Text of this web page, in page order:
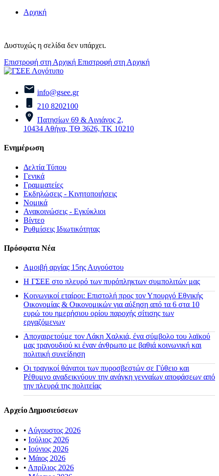
Αρχική
Δυστυχώς η σελίδα δεν υπάρχει.
Επιστροφή στη Αρχική Επιστροφή στη Αρχική
info@gsee.gr
210 8202100
Πατησίων 69 & Αινιάνος 2,
10434 Αθήνα, ΤΘ 3626, ΤΚ 10210
Ενημέρωση
Δελτία Τύπου
Γενικά
Γραμματείες
Εκδηλώσεις - Κινητοποιήσεις
Νομικά
Ανακοινώσεις - Εγκύκλιοι
Βίντεο
Ρυθμίσεις Ιδιωτικότητας
Πρόσφατα Νέα
Αμοιβή αργίας 15ης Αυγούστου
H ΓΣΕΕ στο πλευρό των πυρόπληκτων συμπολιτών μας
Κοινωνικοί εταίροι: Επιστολή προς τον Υπουργό Εθνικής
Οικονομίας & Οικονομικών για αύξηση από τα 6 στα 10
ευρώ του ημερήσιου ορίου παροχής σίτισης των
εργαζόμενων
Αποχαιρετούμε τον Λάκη Χαλκιά, ένα σύμβολο του λαϊκού
μας τραγουδιού κι έναν άνθρωπο με βαθιά κοινωνική και
πολιτική συνείδηση
Οι τραγικοί θάνατοι των πυροσβεστών σε Γύθειο και
Ρέθυμνο αναδεικνύουν την ανάγκη γενναίων αποφάσεων από
την πλευρά της πολιτείας
Αρχείο Δημοσιεύσεων
• Αύγουστος 2026
• Ιούλιος 2026
• Ιούνιος 2026
• Μάιος 2026
• Απρίλιος 2026